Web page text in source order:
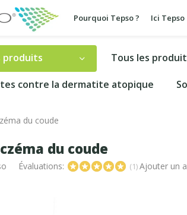
Pourquoi Tepso ? Ici Tepso
produits Tous les
contre la dermatite atopique
du coude
du coude
Évaluations: (1)Ajouter un